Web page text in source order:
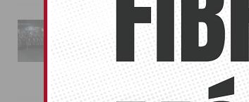
La Entrada Cristiana llena de
esplendor las calles de
Almoradí en una multitudinaria
jornada festera
02/08/2026